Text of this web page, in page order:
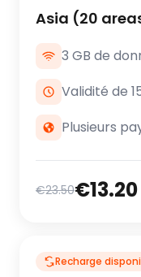
Asia (20
3 GB de
Validité de
Plusieurs
€23.50€13.20
Recharge